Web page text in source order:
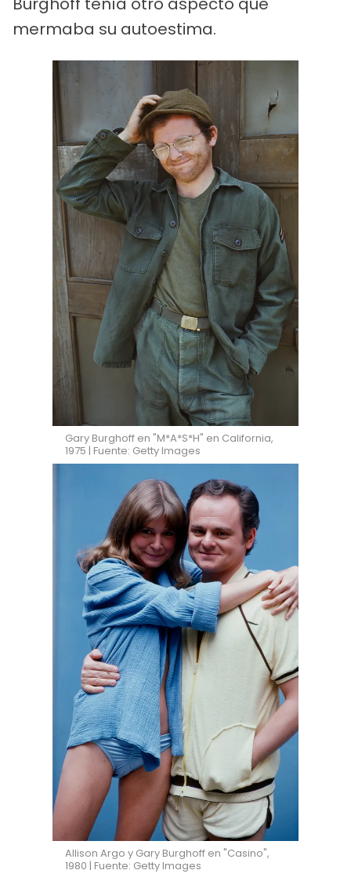
mermaba su autoestima.
Gary Burghoff en "M*A*S*H" en California,
1975 | Fuente: Getty Images
Allison Argo y Gary Burghoff en "Casino",
1980 | Fuente: Getty Images